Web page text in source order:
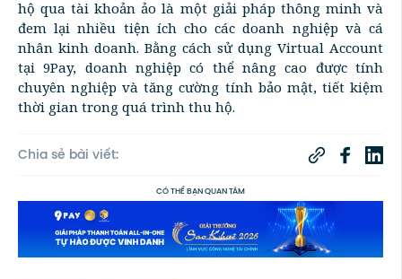
hộ qua tài khoản ảo là một giải pháp thông minh và
đem lại nhiều tiện ích cho các doanh nghiệp và cá
nhân kinh doanh. Bằng cách sử dụng Virtual Account
tại 9Pay, doanh nghiệp có thể nâng cao được tính
chuyên nghiệp và tăng cường tính bảo mật, tiết kiệm
thời gian trong quá trình thu hộ.
Chia sẻ bài viết:
CÓ THỂ BẠN QUAN TÂM